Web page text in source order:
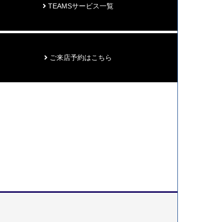
TEAMSサービス一覧
ご来店予約はこちら